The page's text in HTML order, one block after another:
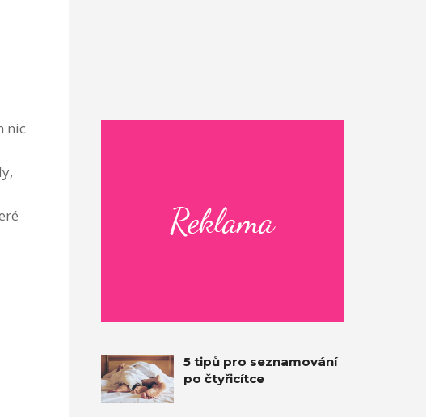
nic
5 tipů pro seznamování
po čtyřicítce